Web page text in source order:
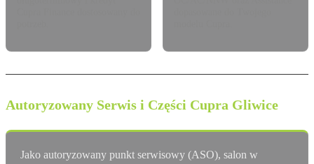
Autoryzowany Serwis i Części Cupra Gliwice
Jako autoryzowany punkt serwisowy (ASO), salon w